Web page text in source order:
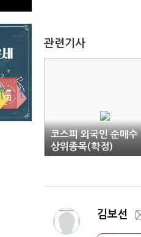
관련기사
코스피 외국인 순매수
상위종목(확정)
김보선